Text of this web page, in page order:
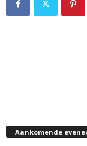
Aankomende